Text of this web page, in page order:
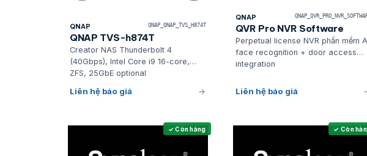
QNAP QNAP_QNAP_TVS_H874T
QNAP TVS-h874T
Creator NAS Thunderbolt 4
(40Gbps), Intel Core i9 16-core,
ZFS, 25GbE optional
Liên hệ báo giá
QNAP
QVR Pro NVR Software
Perpetual license NVR phần mềm
face recognition + door access
integration
Liên hệ báo giá
✓ Còn hàng ✓ Còn